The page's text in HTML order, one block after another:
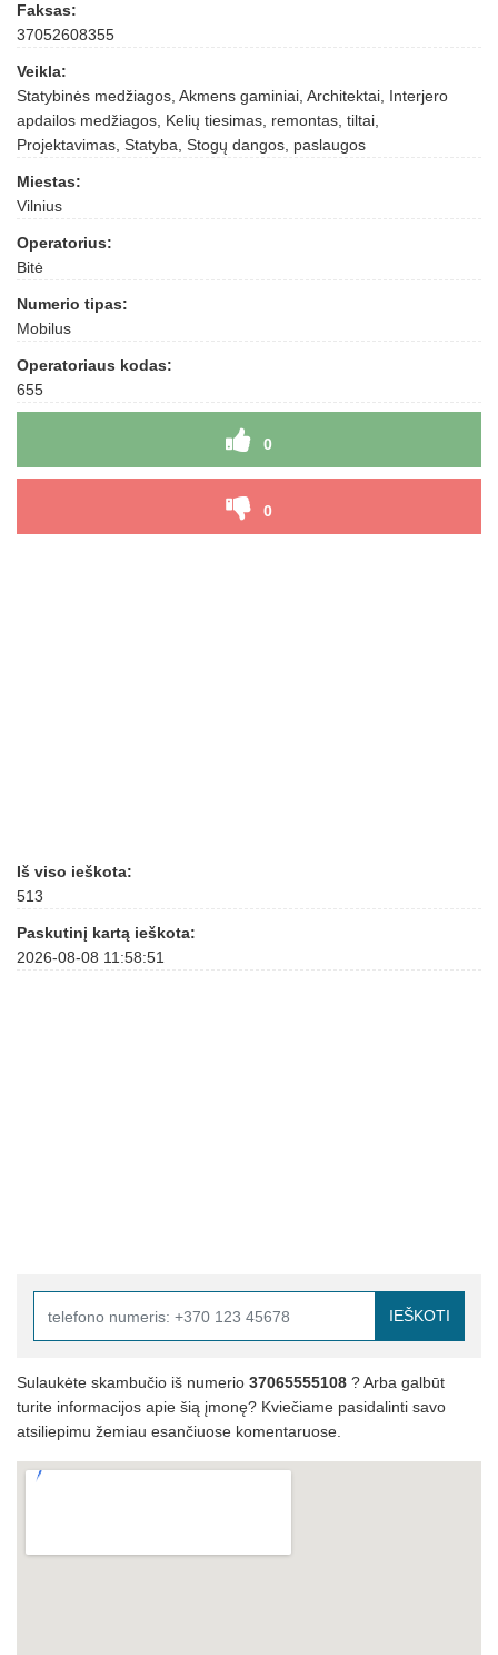
Faksas:
37052608355
Veikla:
Statybinės medžiagos, Akmens gaminiai, Architektai, Interjero
apdailos medžiagos, Kelių tiesimas, remontas, tiltai,
Projektavimas, Statyba, Stogų dangos, paslaugos
Miestas:
Vilnius
Operatorius:
Bitė
Numerio tipas:
Mobilus
Operatoriaus kodas:
655
0
0
Iš viso ieškota:
513
Paskutinį kartą ieškota:
2026-08-08 11:58:51
IEŠKOTI
Sulaukėte skambučio iš numerio 37065555108 ? Arba galbūt
turite informacijos apie šią įmonę? Kviečiame pasidalinti savo
atsiliepimu žemiau esančiuose komentaruose.